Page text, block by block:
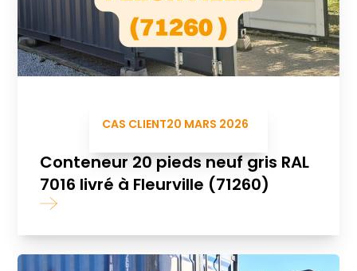
CAS CLIENT20 MARS 2026
Conteneur 20 pieds neuf gris RAL
7016 livré à Fleurville (71260)